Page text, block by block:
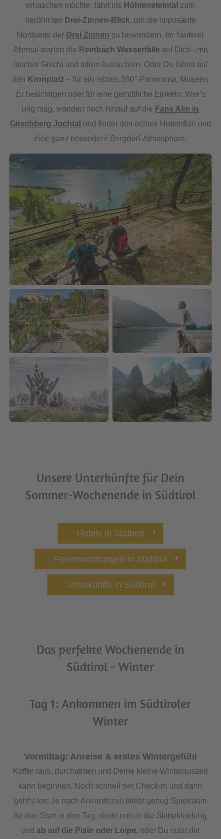
erhaschen möchte, fährt ins Höhlensteintal zum
berühmten Drei-Zinnen-Blick, um die imposante
Nordseite der Drei Zinnen zu bewundern. Im Tauferer
Ahrntal warten die Reinbach Wasserfälle auf Dich –mit
frischer Gischt und tollen Aussichten. Oder Du fährst auf
den Kronplatz – für ein letztes 360°-Panorama, Museen
zu besichtigen oder für eine gemütliche Einkehr. Wer’s
urig mag, wandert noch hinauf auf die Fane Alm in
Gitschberg Jochtal und findet dort echtes Hüttenflair und
eine ganz besondere Bergdorf-Atmosphäre.
Unsere Unterkünfte für Dein
Sommer-Wochenende in Südtirol
Hotels in Südtirol
Ferienwohnungen in Südtirol
Unterkünfte in Südtirol
Das perfekte Wochenende in
Südtirol - Winter
Tag 1: Ankommen im Südtiroler
Winter
Vormittag: Anreise & erstes Wintergefühl
Koffer raus, durchatmen und Deine kleine Winterauszeit
kann beginnen. Noch schnell der Check-in und dann
geht’s los: Je nach Ankunftszeit bleibt genug Spielraum
für den Start in den Tag: direkt rein in die Skibekleidung
und ab auf die Piste oder Loipe, oder Du nutzt die